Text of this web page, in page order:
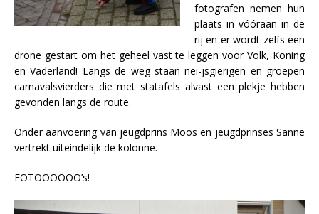
fotografen nemen hun
plaats in vóóraan in de
rij en er wordt zelfs een
drone gestart om het geheel vast te leggen voor Volk, Koning
en Vaderland! Langs de weg staan nei-jsgierigen en groepen
carnavalsvierders die met statafels alvast een plekje hebben
gevonden langs de route.
Onder aanvoering van jeugdprins Moos en jeugdprinses Sanne
vertrekt uiteindelijk de kolonne.
FOTOOOOOO’s!